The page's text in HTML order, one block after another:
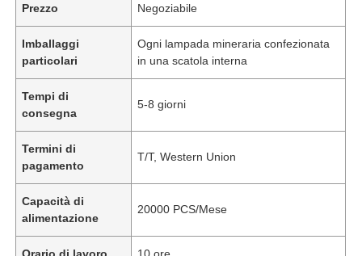
Prezzo Negoziabile
Imballaggi
particolari
Ogni lampada mineraria confezionata
in una scatola interna
Tempi di
consegna
5-8 giorni
Termini di
pagamento
T/T, Western Union
Capacità di
alimentazione
20000 PCS/Mese
Orario di lavoro 10 ore